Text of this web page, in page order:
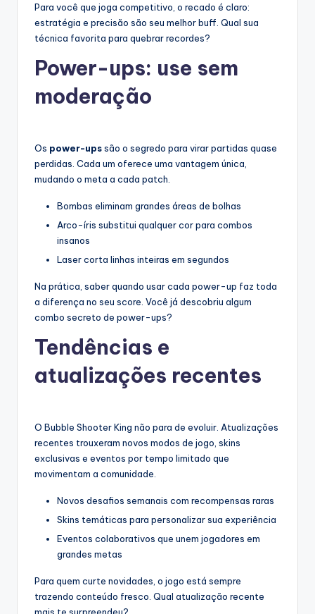
Para você que joga competitivo, o recado é claro:
estratégia e precisão são seu melhor buff. Qual sua
técnica favorita para quebrar recordes?
Power-ups: use sem
moderação
Os power-upssão o segredo para virar partidas quase
perdidas. Cada um oferece uma vantagem única,
mudando o meta a cada patch.
Bombas eliminam grandes áreas de bolhas
Arco-íris substitui qualquer cor para combos
insanos
Laser corta linhas inteiras em segundos
Na prática, saber quando usar cada power-up faz toda
a diferença no seu score. Você já descobriu algum
combo secreto de power-ups?
Tendências e
atualizações recentes
O Bubble Shooter King não para de evoluir. Atualizações
recentes trouxeram novos modos de jogo, skins
exclusivas e eventos por tempo limitado que
movimentam a comunidade.
Novos desafios semanais com recompensas raras
Skins temáticas para personalizar sua experiência
Eventos colaborativos que unem jogadores em
grandes metas
Para quem curte novidades, o jogo está sempre
trazendo conteúdo fresco. Qual atualização recente